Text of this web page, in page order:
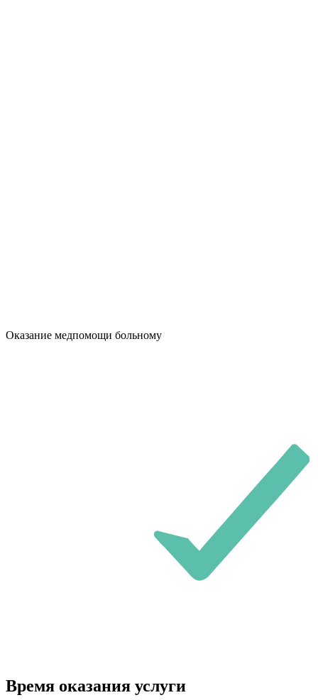
Оказание медпомощи больному
Время оказания услуги